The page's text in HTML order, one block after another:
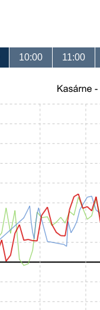
10:00 11:00